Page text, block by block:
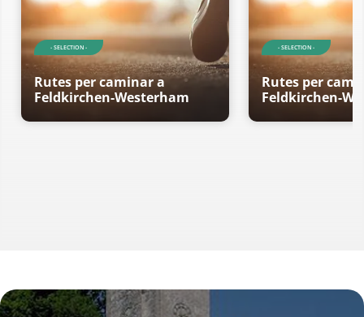
- SELECTION -
Rutes per caminar a
Feldkirchen-Westerham
- SELECTION -
Rutes per
Feldkirchen-